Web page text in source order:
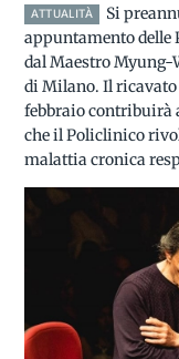
ATTUALITÀ
Si
appuntamento delle
dal Maestro Myung-
di Milano. Il ricavato
febbraio contribuirà
che il Policlinico
malattia cronica